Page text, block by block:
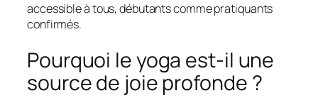
accessible à tous, débutants comme pratiquants
confirmés.
Pourquoi le yoga est-il une
source de joie profonde ?